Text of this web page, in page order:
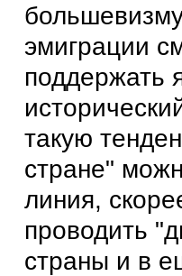
эмиграции
поддержать
такую
стране"
линия,
проводить
страны и в